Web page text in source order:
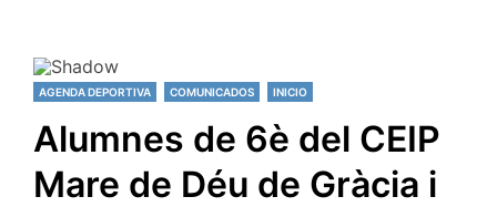
AGENDA DEPORTIVA COMUNICADOS INICIO
Alumnes de 6è del CEIP
Mare de Déu de Gràcia i